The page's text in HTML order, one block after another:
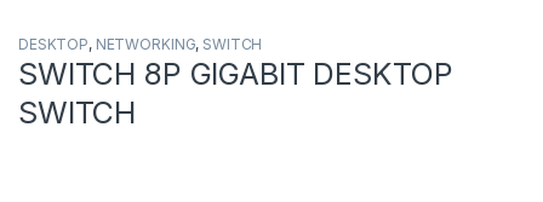
DESKTOP, NETWORKING, SWITCH
SWITCH 8P GIGABIT DESKTOP
SWITCH